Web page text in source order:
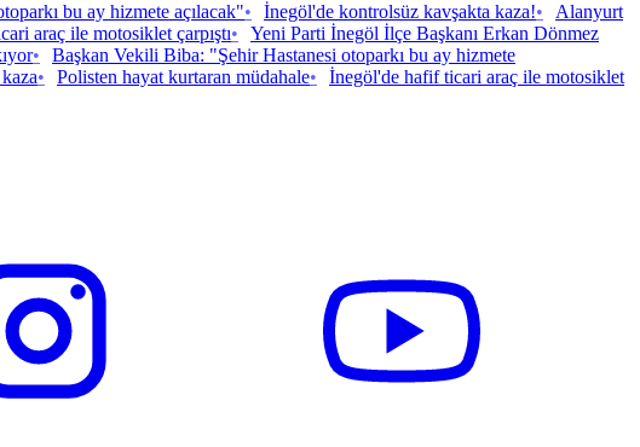
bu ay hizmete açılacak"• İnegöl'de kontrolsüz kavşakta kaza!•
Alanyurt
araç ile motosiklet çarpıştı•
Yeni Parti İnegöl İlçe Başkanı Erkan Dönmez
•
Başkan Vekili Biba: "Şehir Hastanesi otoparkı bu ay hizmete
• Polisten hayat kurtaran müdahale•
İnegöl'de hafif ticari araç ile motosiklet